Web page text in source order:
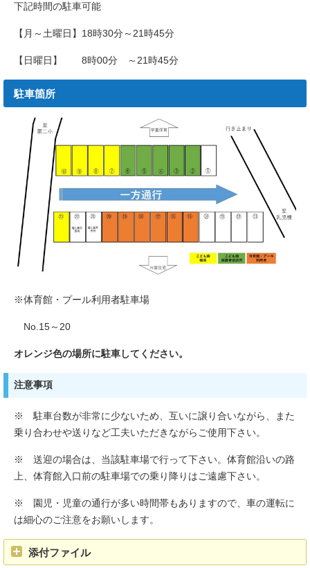
下記時間の駐車可能
【月～土曜日】18時30分～21時45分
【日曜日】 8時00分 ～21時45分
駐車箇所
※体育館・プール利用者駐車場
No.15～20
オレンジ色の場所に駐車してください。
注意事項
※ 駐車台数が非常に少ないため、互いに譲り合いながら、また
乗り合わせや送りなど工夫いただきながらご使用下さい。
※ 送迎の場合は、当該駐車場で行って下さい。体育館沿いの路
上、体育館入口前の駐車場での乗り降りはご遠慮下さい。
※ 園児・児童の通行が多い時間帯もありますので、車の運転に
は細心のご注意をお願いします。
添付ファイル